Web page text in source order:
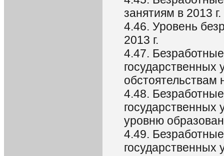
занятиям в 2013 г.
4.46. Уровень
2013 г.
4.47.
государственных
обстоятельствам
4.48.
государственных
уровню
4.49.
государственных